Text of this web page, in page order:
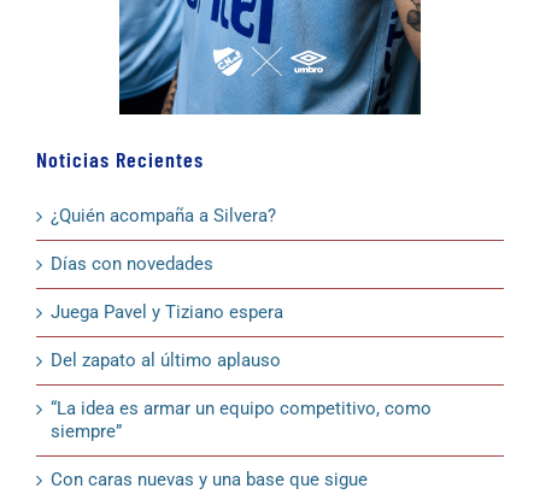
Noticias Recientes
¿Quién acompaña a Silvera?
Días con novedades
Juega Pavel y Tiziano espera
Del zapato al último aplauso
“La idea es armar un equipo competitivo, como
siempre”
Con caras nuevas y una base que sigue